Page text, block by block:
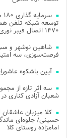
توسعه شبکه تلفن
۱۴۷۰ اتصال فیبر نوری در شهر آمل
شاهین نوشهر و مس
فرصت‌سوزی، سه
آیین باشکوه
سه اثر تازه از
شعبان آزادی کناری در
کلا میزبان عاشقان
حسینی/ جلوه‌ای
امامزاده روستای کلا